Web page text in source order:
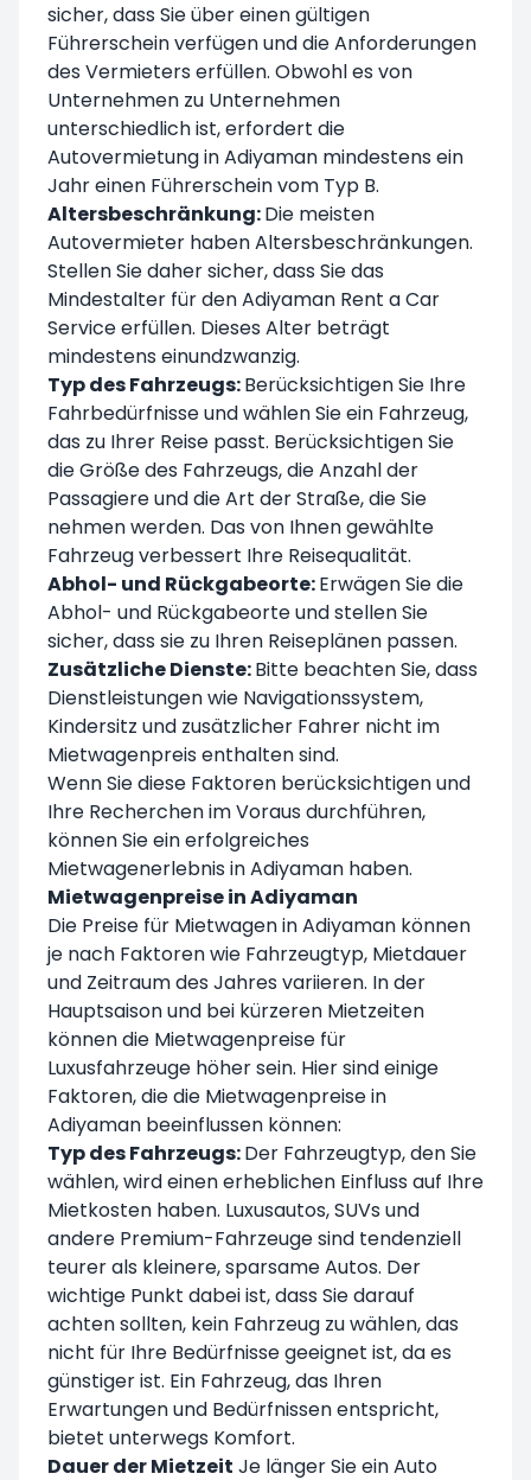
sicher, dass Sie über einen gültigen
Führerschein verfügen und die Anforderungen
des Vermieters erfüllen. Obwohl es von
Unternehmen zu Unternehmen
unterschiedlich ist, erfordert die
Autovermietung in Adiyaman mindestens ein
Jahr einen Führerschein vom Typ B.
Altersbeschränkung:Die meisten
Autovermieter haben Altersbeschränkungen.
Stellen Sie daher sicher, dass Sie das
Mindestalter für den Adiyaman Rent a Car
Service erfüllen. Dieses Alter beträgt
mindestens einundzwanzig.
Typ des Fahrzeugs:Berücksichtigen Sie Ihre
Fahrbedürfnisse und wählen Sie ein Fahrzeug,
das zu Ihrer Reise passt. Berücksichtigen Sie
die Größe des Fahrzeugs, die Anzahl der
Passagiere und die Art der Straße, die Sie
nehmen werden. Das von Ihnen gewählte
Fahrzeug verbessert Ihre Reisequalität.
Abhol- und Rückgabeorte:Erwägen Sie die
Abhol- und Rückgabeorte und stellen Sie
sicher, dass sie zu Ihren Reiseplänen passen.
Zusätzliche Dienste:Bitte beachten Sie, dass
Dienstleistungen wie Navigationssystem,
Kindersitz und zusätzlicher Fahrer nicht im
Mietwagenpreis enthalten sind.
Wenn Sie diese Faktoren berücksichtigen und
Ihre Recherchen im Voraus durchführen,
können Sie ein erfolgreiches
Mietwagenerlebnis in Adiyaman haben.
Mietwagenpreise in Adiyaman
Die Preise für Mietwagen in Adiyaman können
je nach Faktoren wie Fahrzeugtyp, Mietdauer
und Zeitraum des Jahres variieren. In der
Hauptsaison und bei kürzeren Mietzeiten
können die Mietwagenpreise für
Luxusfahrzeuge höher sein. Hier sind einige
Faktoren, die die Mietwagenpreise in
Adiyaman beeinflussen können:
Typ des Fahrzeugs:Der Fahrzeugtyp, den Sie
wählen, wird einen erheblichen Einfluss auf Ihre
Mietkosten haben. Luxusautos, SUVs und
andere Premium-Fahrzeuge sind tendenziell
teurer als kleinere, sparsame Autos. Der
wichtige Punkt dabei ist, dass Sie darauf
achten sollten, kein Fahrzeug zu wählen, das
nicht für Ihre Bedürfnisse geeignet ist, da es
günstiger ist. Ein Fahrzeug, das Ihren
Erwartungen und Bedürfnissen entspricht,
bietet unterwegs Komfort.
Dauer der Mietzeit Je länger Sie ein Auto